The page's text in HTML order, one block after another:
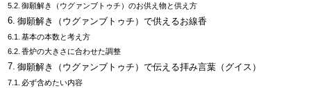
御願解き（ウグァンブトゥチ）のお供え物と供え方
御願解き（ウグァンブトゥチ）で供えるお線香
基本の本数と考え方
香炉の大きさに合わせた調整
御願解き（ウグァンブトゥチ）で伝える拝み言葉（グイス）
必ず含めたい内容